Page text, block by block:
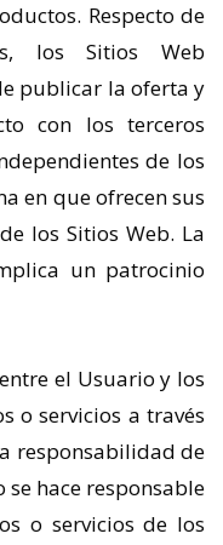
Respecto de
los Sitios Web
publicar la oferta y
con los terceros
de los
en que ofrecen sus
los Sitios Web. La
un patrocinio
el Usuario y los
o servicios a través
responsabilidad de
se hace responsable
o servicios de los